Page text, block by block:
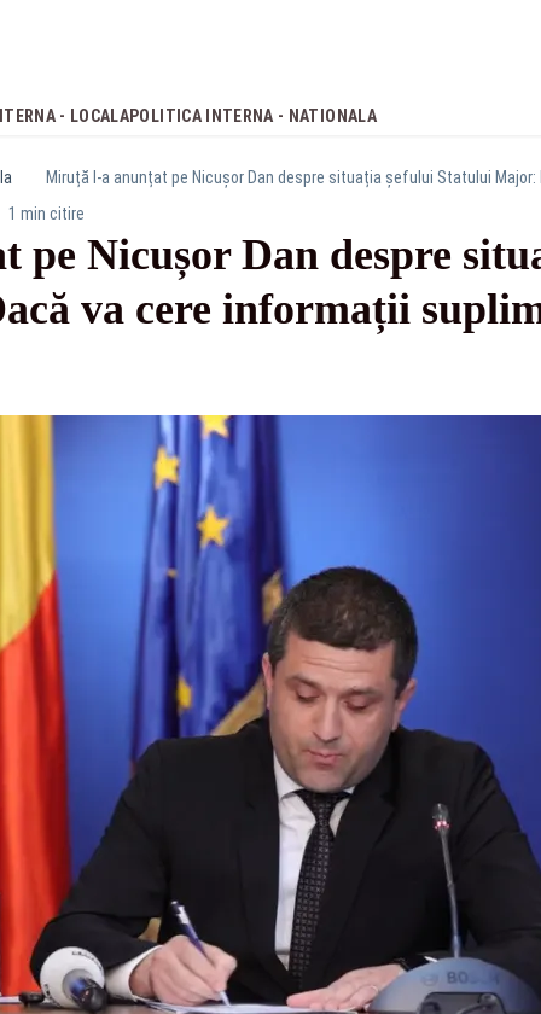
- LOCALAPOLITICA INTERNA - NATIONALA
1 min citire
Nicușor Dan despre
va cere informații